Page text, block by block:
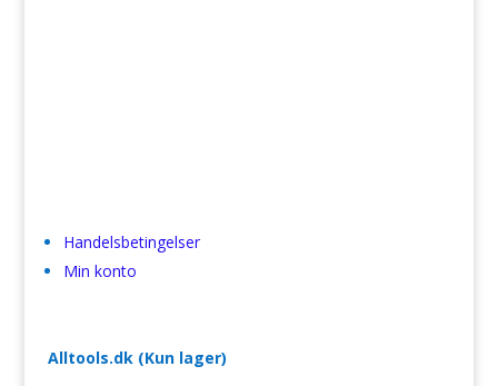
Handelsbetingelser
Min konto
Alltools.dk (Kun lager)